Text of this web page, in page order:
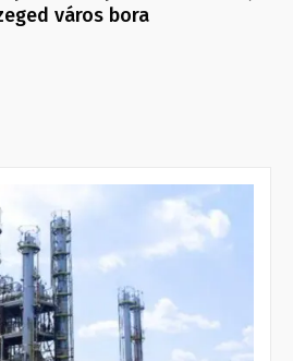
város bora